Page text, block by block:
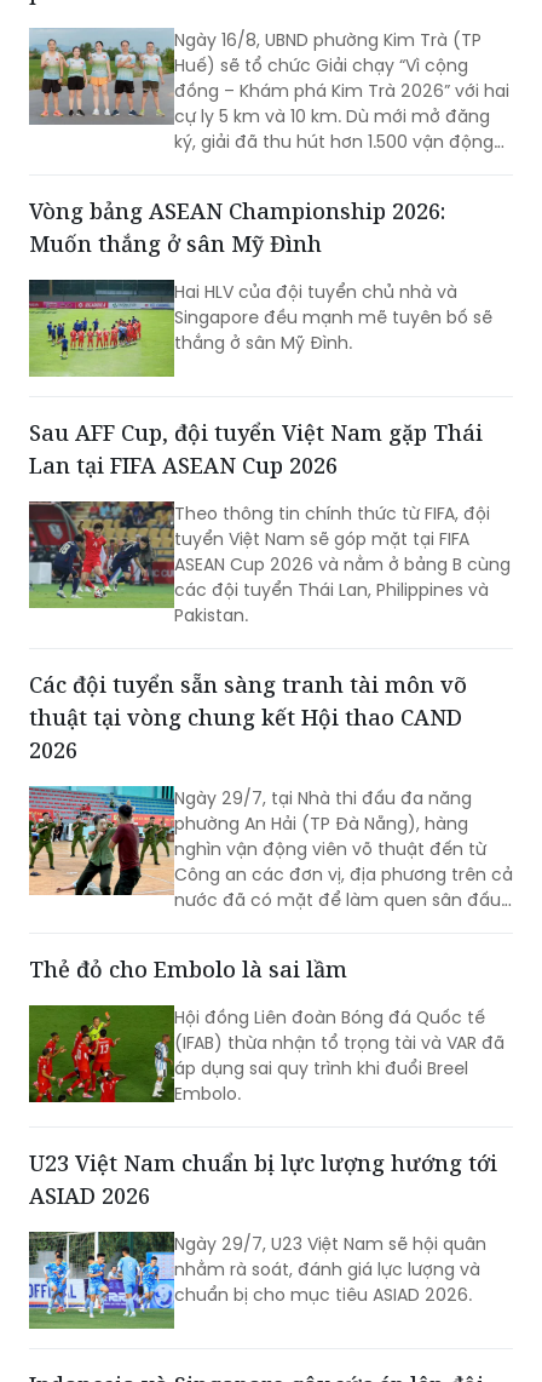
Ngày 16/8, UBND phường Kim Trà (TP
Huế) sẽ tổ chức Giải chạy “Vì cộng
đồng – Khám phá Kim Trà 2026” với hai
cự ly 5 km và 10 km. Dù mới mở đăng
ký, giải đã thu hút hơn 1.500 vận động
thể thao mang đậm bản sắc quê
hương.
Vòng bảng ASEAN Championship 2026:
Muốn thắng ở sân Mỹ Đình
Hai HLV của đội tuyển chủ nhà và
Singapore đều mạnh mẽ tuyên bố sẽ
thắng ở sân Mỹ Đình.
Sau AFF Cup, đội tuyển Việt Nam gặp Thái
Lan tại FIFA ASEAN Cup 2026
Theo thông tin chính thức từ FIFA, đội
tuyển Việt Nam sẽ góp mặt tại FIFA
ASEAN Cup 2026 và nằm ở bảng B cùng
các đội tuyển Thái Lan, Philippines và
Pakistan.
Các đội tuyển sẵn sàng tranh tài môn võ
thuật tại vòng chung kết Hội thao CAND
2026
Ngày 29/7, tại Nhà thi đấu đa năng
phường An Hải (TP Đà Nẵng), hàng
nghìn vận động viên võ thuật đến từ
Công an các đơn vị, địa phương trên cả
nước đã có mặt để làm quen sân đấu,
vào thi đấu tại Vòng Chung kết Hội thao
nhân dân (CAND)năm 2026.
Thẻ đỏ cho Embolo là sai lầm
Hội đồng Liên đoàn Bóng đá Quốc tế
(IFAB) thừa nhận tổ trọng tài và VAR đã
áp dụng sai quy trình khi đuổi Breel
Embolo.
U23 Việt Nam chuẩn bị lực lượng hướng tới
ASIAD 2026
Ngày 29/7, U23 Việt Nam sẽ hội quân
nhằm rà soát, đánh giá lực lượng và
chuẩn bị cho mục tiêu ASIAD 2026.